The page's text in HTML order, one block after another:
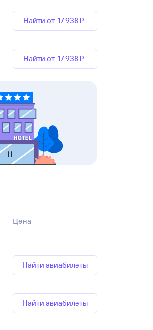
Найти от 17 ⁠938 ⁠₽
Найти от 17 ⁠938 ⁠₽
Цена
Найти авиабилеты
Найти авиабилеты